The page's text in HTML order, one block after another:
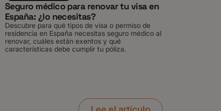
Seguro médico para renovar tu visa en
España: ¿lo necesitas?
Descubre para qué tipos de visa o permiso de
residencia en España necesitas seguro médico al
renovar, cuáles están exentos y qué
características debe cumplir tu póliza.